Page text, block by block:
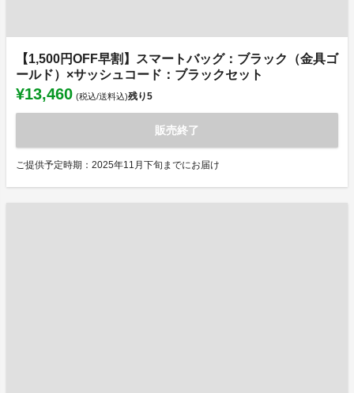
【1,500円OFF早割】スマートバッグ：ブラック（金具ゴ
ールド）×サッシュコード：ブラックセット
¥13,460 (税込/送料込)残り5
販売終了
ご提供予定時期：2025年11月下旬までにお届け